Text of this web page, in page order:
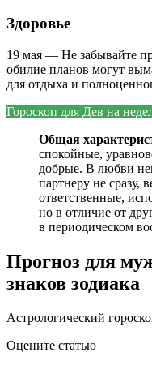
Здоровье
19 мая — Не забывайте
обилие планов могут
для отдыха и
Гороскоп для Дев на
Общая
спокойные,
добрые. В любви
партнеру не сразу,
ответственные,
но в отличие от
в периодическом
Прогноз для
знаков зодиака
Астрологический
Оцените статью